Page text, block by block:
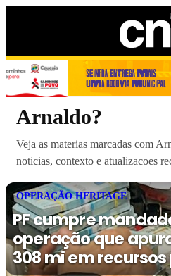
Arnaldo?
Veja as materias marcadas com
noticias, contexto e atualizacoes
OPERAÇÃO HERITAGE
PF cumpre
operação que
308 mi em